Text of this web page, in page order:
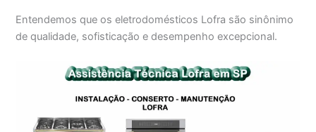
Entendemos que os eletrodomésticos Lofra são sinônimo
de qualidade, sofisticação e desempenho excepcional.